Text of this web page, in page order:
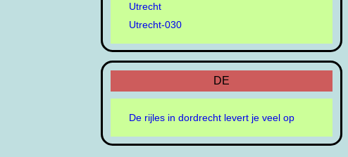
Utrecht
Utrecht-030
DE
De rijles in dordrecht levert je veel op